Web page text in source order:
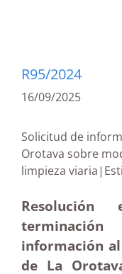
R95/2024
16/09/2025
Solicitud de
Orotava sobre
limpieza
información
de La